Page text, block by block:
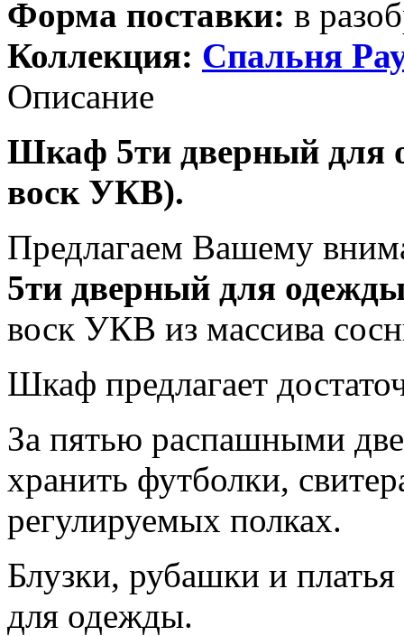
Форма поставки: в
Коллекция: Спальня
Описание
Шкаф 5ти дверный для
воск УКВ).
Предлагаем Вашему
5ти дверный для
воск УКВ из массива
Шкаф предлагает
За пятью распашными
хранить футболки,
регулируемых полках.
Блузки, рубашки и
для одежды.